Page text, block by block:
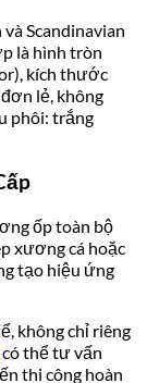
Scandinavian
là hình tròn
kích thước
lẻ, không
phôi: trắng
ốp toàn bộ
xương cá hoặc
tạo hiệu ứng
không chỉ riêng
có thể tư vấn
thi công hoàn